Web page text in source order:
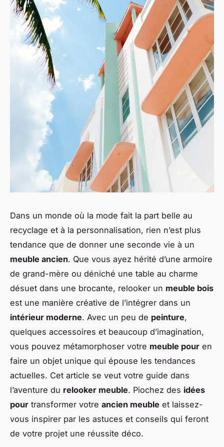
Dans un monde où la mode fait la part belle au
recyclage et à la personnalisation, rien n’est plus
tendance que de donner une seconde vie à un
meuble ancien. Que vous ayez hérité d’une armoire
de grand-mère ou déniché une table au charme
désuet dans une brocante, relooker un meuble bois
est une manière créative de l’intégrer dans un
intérieur moderne. Avec un peu de peinture,
quelques accessoires et beaucoup d’imagination,
vous pouvez métamorphoser votre meuble pour en
faire un objet unique qui épouse les tendances
actuelles. Cet article se veut votre guide dans
l’aventure du relooker meuble. Piochez des idées
pour transformer votre ancien meuble et laissez-
vous inspirer par les astuces et conseils qui feront
de votre projet une réussite déco.